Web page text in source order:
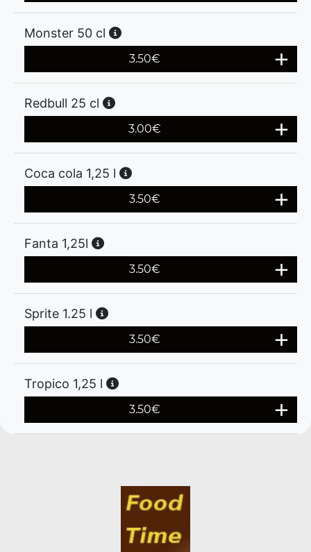
Monster 50 cl
3.50€
Redbull 25 cl
3.00€
Coca cola 1,25 l
3.50€
Fanta 1,25l
3.50€
Sprite 1.25 l
3.50€
Tropico 1,25 l
3.50€